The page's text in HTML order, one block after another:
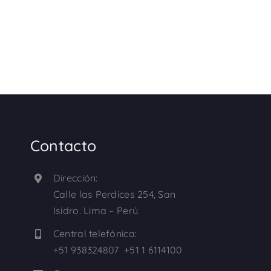
Contacto
Dirección:
Calle las Perdices 254, San
Isidro. Lima – Perú.
Central telefónica:
+51 938324807 +51 1 6114100